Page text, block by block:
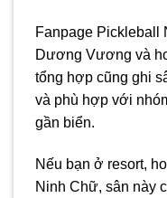
Fanpage Pickleball
Dương Vương và
tổng hợp cũng ghi
và phù hợp với
gần biển.
Nếu bạn ở resort,
Ninh Chữ, sân này